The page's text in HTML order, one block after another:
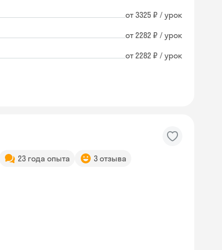
от 3325 ₽ / урок
от 2282 ₽ / урок
от 2282 ₽ / урок
23 года опыта 3 отзыва